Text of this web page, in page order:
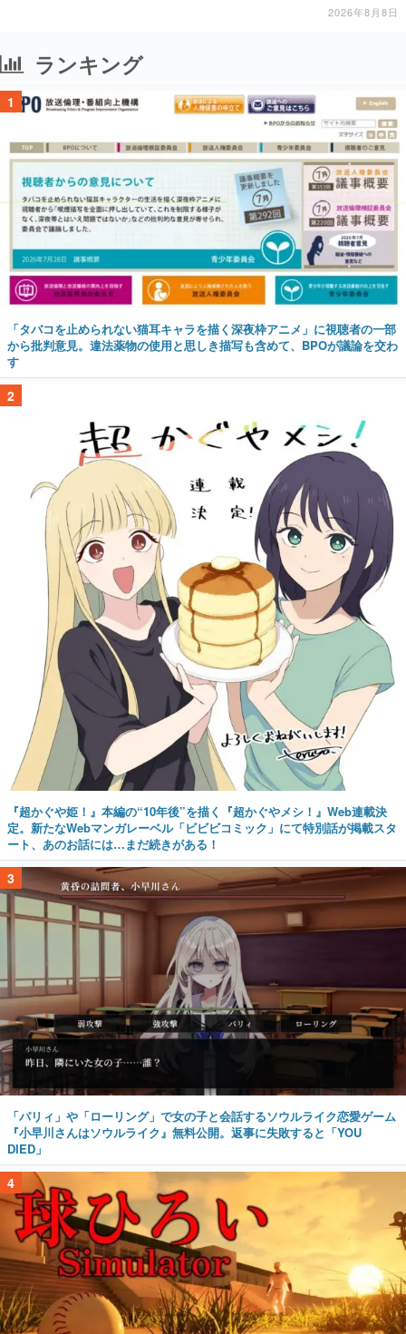
2026年8月8日
ランキング
1
「タバコを止められない猫耳キャラを描く深夜枠アニメ」に視聴者の一部
から批判意見。違法薬物の使用と思しき描写も含めて、BPOが議論を交わ
す
2
『超かぐや姫！』本編の“10年後”を描く『超かぐやメシ！』Web連載決
定。新たなWebマンガレーベル「ビビビコミック」にて特別話が掲載スタ
ート、あのお話には…まだ続きがある！
3
「パリィ」や「ローリング」で女の子と会話するソウルライク恋愛ゲーム
『小早川さんはソウルライク』無料公開。返事に失敗すると「YOU
DIED」
4